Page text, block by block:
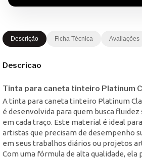
Descrição Ficha Técnica Avaliações
Descricao
Tinta para caneta tinteiro Platinum
A tinta para caneta tinteiro Platinum
é desenvolvida para quem busca
em cada traço. Este material é ideal
artistas que precisam de desempenho
em seus trabalhos diários ou projetos
Com uma fórmula de alta qualidade, ela